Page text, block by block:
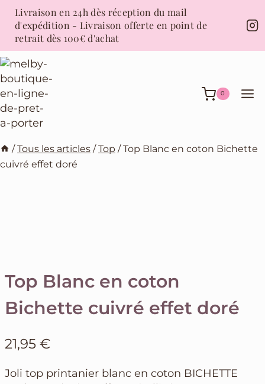
Aller
contenu
Livraison en 24h dès réception du mail
d'expédition - Livraison offerte en point de
retrait dès 100€ d'achat
0
/ Tous les articles / Top / Top Blanc en coton Bichette
cuivré effet doré
Top Blanc en coton
Bichette cuivré effet doré
21,95 €
Joli top printanier blanc en coton BICHETTE